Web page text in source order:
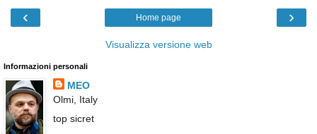
‹ ›
Home page
Visualizza versione web
Informazioni personali
MEO
Olmi, Italy
top sicret